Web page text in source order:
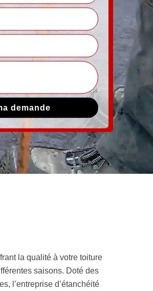
la qualité à votre toiture
saisons. Doté des
l’entreprise d’étanchéité